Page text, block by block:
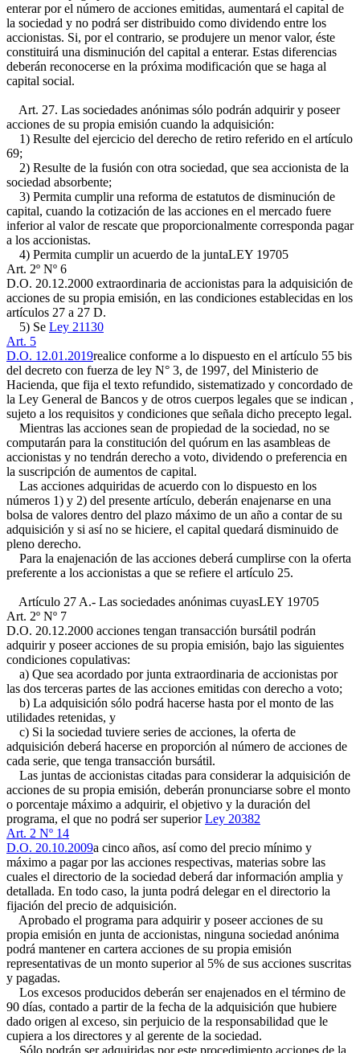
enterar por el número de acciones emitidas, aumentará el capital de
la sociedad y no podrá ser distribuido como dividendo entre los
accionistas. Si, por el contrario, se produjere un menor valor, éste
constituirá una disminución del capital a enterar. Estas diferencias
deberán reconocerse en la próxima modificación que se haga al
capital social.
Art. 27. Las sociedades anónimas sólo podrán adquirir y poseer
acciones de su propia emisión cuando la adquisición:
1) Resulte del ejercicio del derecho de retiro referido en el artículo
69;
2) Resulte de la fusión con otra sociedad, que sea accionista de la
sociedad absorbente;
3) Permita cumplir una reforma de estatutos de disminución de
capital, cuando la cotización de las acciones en el mercado fuere
inferior al valor de rescate que proporcionalmente corresponda pagar
a los accionistas.
4) Permita cumplir un acuerdo de la juntaLEY 19705
Art. 2º Nº 6
D.O. 20.12.2000 extraordinaria de accionistas para la adquisición de
acciones de su propia emisión, en las condiciones establecidas en los
artículos 27 a 27 D.
5) Se Ley 21130
Art. 5
D.O. 12.01.2019realice conforme a lo dispuesto en el artículo 55 bis
del decreto con fuerza de ley N° 3, de 1997, del Ministerio de
Hacienda, que fija el texto refundido, sistematizado y concordado de
la Ley General de Bancos y de otros cuerpos legales que se indican ,
sujeto a los requisitos y condiciones que señala dicho precepto legal.
Mientras las acciones sean de propiedad de la sociedad, no se
computarán para la constitución del quórum en las asambleas de
accionistas y no tendrán derecho a voto, dividendo o preferencia en
la suscripción de aumentos de capital.
Las acciones adquiridas de acuerdo con lo dispuesto en los
números 1) y 2) del presente artículo, deberán enajenarse en una
bolsa de valores dentro del plazo máximo de un año a contar de su
adquisición y si así no se hiciere, el capital quedará disminuido de
pleno derecho.
Para la enajenación de las acciones deberá cumplirse con la oferta
preferente a los accionistas a que se refiere el artículo 25.
Artículo 27 A.- Las sociedades anónimas cuyasLEY 19705
Art. 2º Nº 7
D.O. 20.12.2000 acciones tengan transacción bursátil podrán
adquirir y poseer acciones de su propia emisión, bajo las siguientes
condiciones copulativas:
a) Que sea acordado por junta extraordinaria de accionistas por
las dos terceras partes de las acciones emitidas con derecho a voto;
b) La adquisición sólo podrá hacerse hasta por el monto de las
utilidades retenidas, y
c) Si la sociedad tuviere series de acciones, la oferta de
adquisición deberá hacerse en proporción al número de acciones de
cada serie, que tenga transacción bursátil.
Las juntas de accionistas citadas para considerar la adquisición de
acciones de su propia emisión, deberán pronunciarse sobre el monto
o porcentaje máximo a adquirir, el objetivo y la duración del
programa, el que no podrá ser superiorLey 20382
Art. 2 Nº 14
D.O. 20.10.2009a cinco años, así como del precio mínimo y
máximo a pagar por las acciones respectivas, materias sobre las
cuales el directorio de la sociedad deberá dar información amplia y
detallada. En todo caso, la junta podrá delegar en el directorio la
fijación del precio de adquisición.
Aprobado el programa para adquirir y poseer acciones de su
propia emisión en junta de accionistas, ninguna sociedad anónima
podrá mantener en cartera acciones de su propia emisión
representativas de un monto superior al 5% de sus acciones suscritas
y pagadas.
Los excesos producidos deberán ser enajenados en el término de
90 días, contado a partir de la fecha de la adquisición que hubiere
dado origen al exceso, sin perjuicio de la responsabilidad que le
cupiera a los directores y al gerente de la sociedad.
Sólo podrán ser adquiridas por este procedimiento acciones de la